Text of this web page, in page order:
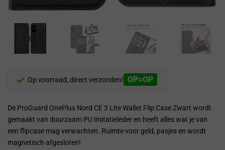
Op voorraad, direct verzonden! OP=OP
De ProGuard OnePlus Nord CE 3 Lite Wallet Flip Case Zwart wordt
gemaakt van duurzaam PU imitatieleder en heeft alles wat je van
een flipcase mag verwachten. Ruimte voor geld, pasjes en wordt
magnetisch afgesloten!